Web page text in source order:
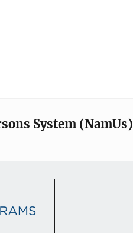
System (NamUs)